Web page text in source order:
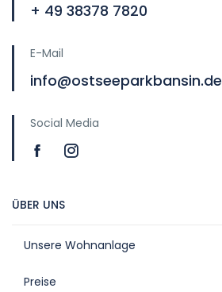
+ 49 38378 7820
E-Mail
info@ostseeparkbansin.de
Social Media
ÜBER UNS
Unsere Wohnanlage
Preise